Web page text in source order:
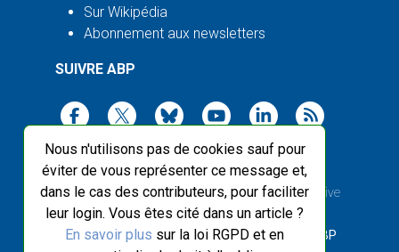
Nous n'utilisons pas de cookies sauf pour
éviter de vous représenter ce message et,
dans le cas des contributeurs, pour faciliter
leur login. Vous êtes cité dans un article ?
En savoir plus sur la loi RGPD et en
Sur Wikipédia
Abonnement aux newsletters
SUIVRE ABP
2003-2026 ©Agence Bretagne Presse, sauf Creative
Commons
Front-end design :Breizhek Studio , Back-end : ABP